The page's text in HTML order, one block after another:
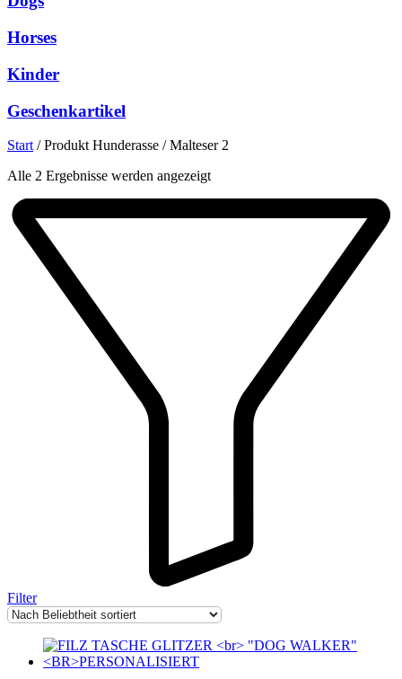
Horses
Kinder
Geschenkartikel
Start /Produkt Hunderasse /Malteser 2
Alle 2 Ergebnisse werden angezeigtNach
Filter